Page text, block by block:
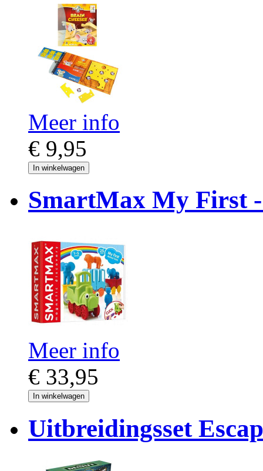
Meer info
€ 9,95
In winkelwagen
SmartMax My First
Meer info
€ 33,95
In winkelwagen
Uitbreidingsset